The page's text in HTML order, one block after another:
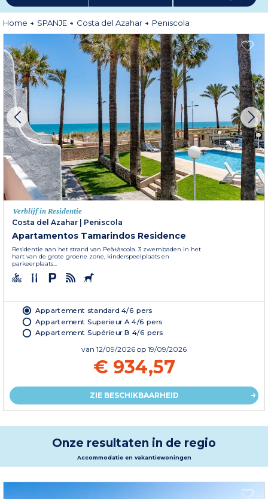
omgeving, waaronder de noordelijke moerassen, met hun diverse flora en
fauna, en het natuurpark Sierra de Irta, ten zuiden van het dorp.
Home SPANJE Costa del Azahar Peniscola
Verblijf in Residentie
Costa del Azahar
Peniscola
Apartamentos Tamarindos Residence
Residentie aan het strand van Peà±à­scola. 3 zwembaden in het
hart van de grote groene zone, kinderspeelplaats en
parkeerplaats...
Appartement standard 4/6 pers
Appartement Superieur A 4/6 pers
Appartement Supérieur B 4/6 pers
van 12/09/2026 op 19/09/2026
€ 934,57
ZIE BESCHIKBAARHEID
Onze resultaten in de regio
Accommodatie en vakantiewoningen